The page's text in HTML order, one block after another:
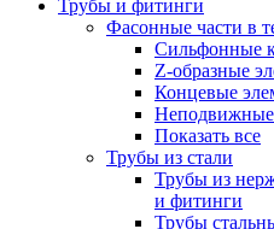
Трубы и фитинги
Фасонные части в
Cильфонные
Z-образные
Концевые
Показать все
Трубы из стали
Трубы из
и фитинги
Трубы